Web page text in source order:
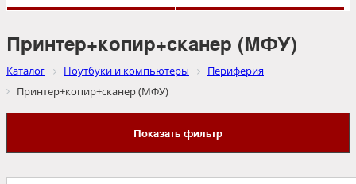
Принтер+копир+сканер (МФУ)
Каталог Ноутбуки и компьютеры
Периферия
Принтер+копир+сканер (МФУ)
Показать фильтр